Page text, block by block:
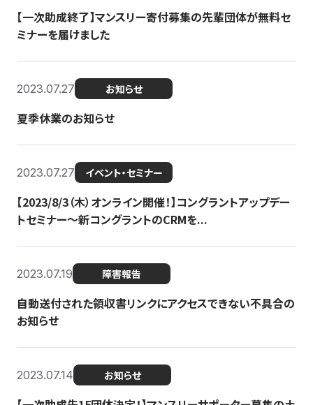
【一次助成終了】マンスリー寄付募集の先輩団体が無料セ
ミナーを届けました
2023.07.27 お知らせ
夏季休業のお知らせ
2023.07.27 イベント・セミナー
【2023/8/3（木）オンライン開催！】コングラントアップデー
トセミナー〜新コングラントのCRMを...
2023.07.19 障害報告
自動送付された領収書リンクにアクセスできない不具合の
お知らせ
2023.07.14 お知らせ